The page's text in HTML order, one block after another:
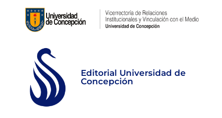
Editorial Universidad de
Concepción